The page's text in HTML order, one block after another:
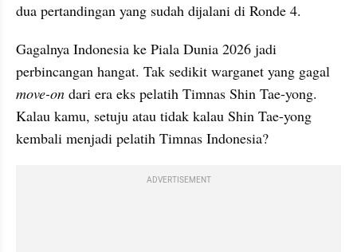
dua pertandingan yang sudah dijalani di Ronde 4.
Gagalnya Indonesia ke Piala Dunia 2026 jadi
move-on dari era eks pelatih Timnas Shin Tae-yong.
Kalau kamu, setuju atau tidak kalau Shin Tae-yong
kembali menjadi pelatih Timnas Indonesia?
ADVERTISEMENT